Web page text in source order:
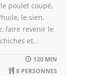
poulet coupé,
le sien,
faire revenir le
et...
120 MIN
8 PERSONNES